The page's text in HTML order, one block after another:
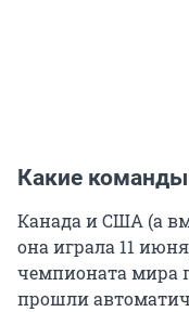
Какие команды
Канада и США (а
она играла 11
чемпионата мира
прошли